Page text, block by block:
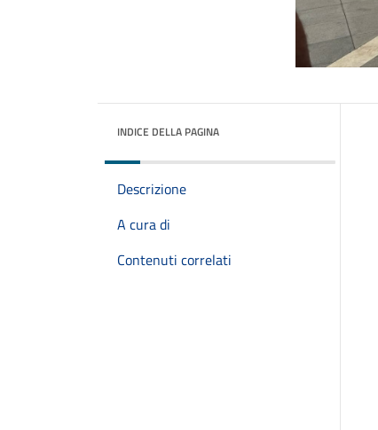
INDICE DELLA PAGINA
Descrizione
A cura di
Contenuti correlati